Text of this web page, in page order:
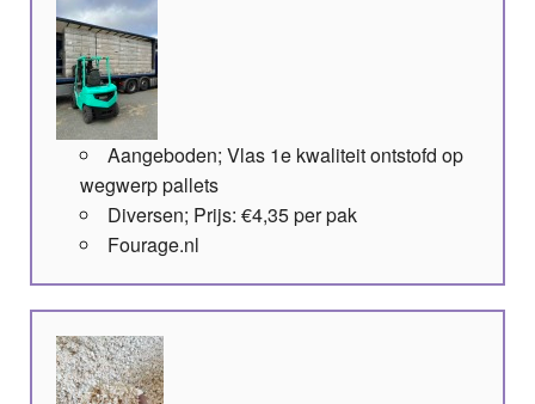
Aangeboden; Vlas 1e kwaliteit ontstofd op
wegwerp pallets
Diversen; Prijs: €4,35 per pak
Fourage.nl